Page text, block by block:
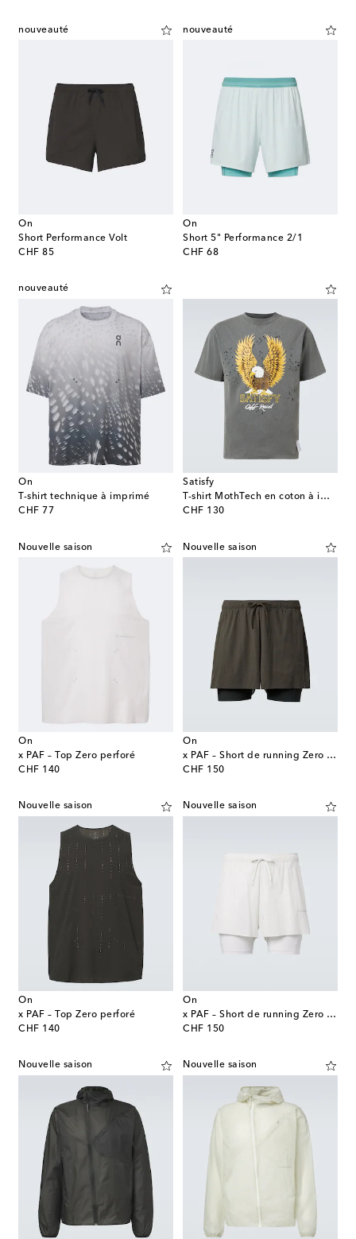
nouveauté
On
Short Performance Volt
CHF 85
original price
nouveauté
On
Short 5" Performance 2/1
CHF 68
original price
nouveauté
On
T-shirt technique à imprimé
CHF 77
original price
Satisfy
T-shirt MothTech en coton à imprimé
CHF 130
original price
Nouvelle saison
On
x PAF – Top Zero perforé
CHF 140
original price
Nouvelle saison
On
x PAF – Short de running Zero perforé
CHF 150
original price
Nouvelle saison
On
x PAF – Top Zero perforé
CHF 140
original price
Nouvelle saison
On
x PAF – Short de running Zero perforé
CHF 150
original price
Nouvelle saison Nouvelle saison